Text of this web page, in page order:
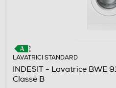
LAVATRICI STANDARD
INDESIT - Lavatrice BWE
Classe B